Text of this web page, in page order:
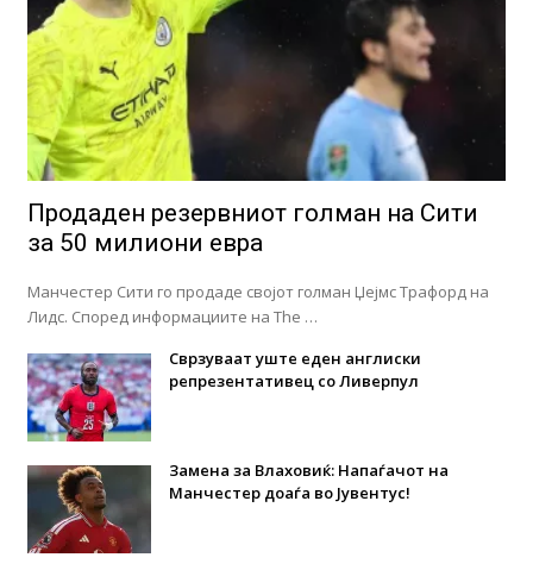
Продаден резервниот голман на Сити
за 50 милиони евра
Манчестер Сити го продаде својот голман Џејмс Трафорд на
Лидс. Според информациите на The …
Сврзуваат уште еден англиски
репрезентативец со Ливерпул
Замена за Влаховиќ: Напаѓачот на
Манчестер доаѓа во Јувентус!